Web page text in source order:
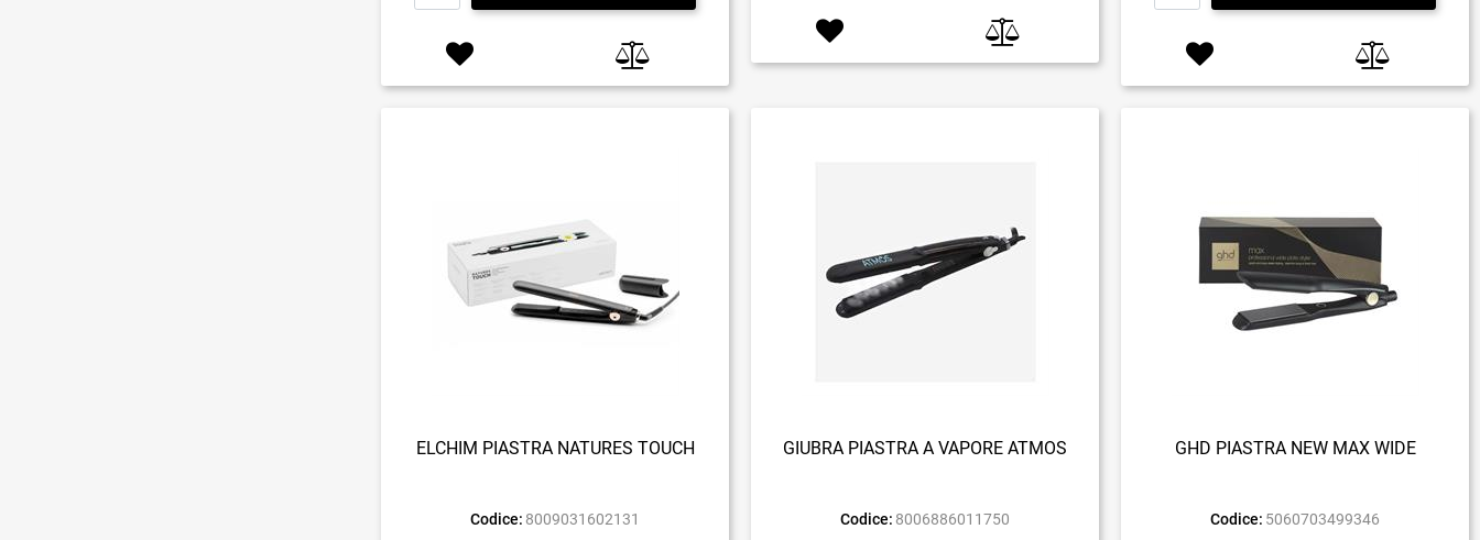
ELCHIM PIASTRA NATURES TOUCH
Codice: 8009031602131
GIUBRA PIASTRA A VAPORE ATMOS
Codice: 8006886011750
GHD PIASTRA NEW MAX WIDE
Codice: 5060703499346